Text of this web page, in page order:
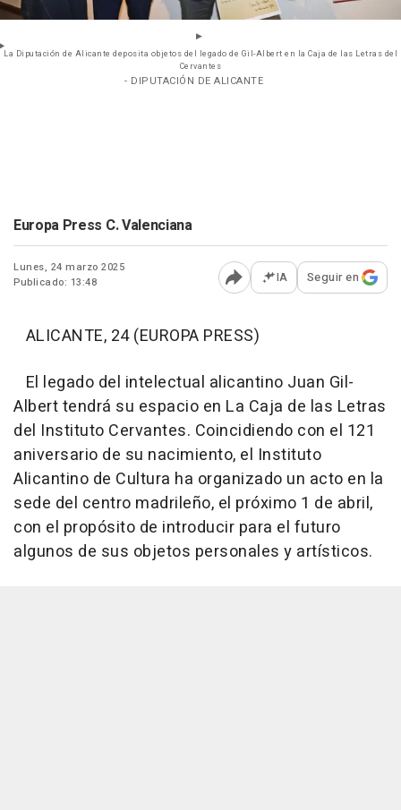
La Diputación de Alicante deposita objetos del legado de Gil-Albert en la Caja de las Letras del
Cervantes
- DIPUTACIÓN DE ALICANTE
Europa Press C. Valenciana
Lunes, 24 marzo 2025
Publicado: 13:48
Abrir opciones para
IA Seguir en
ALICANTE, 24 (EUROPA PRESS)
El legado del intelectual alicantino Juan Gil-
Albert tendrá su espacio en La Caja de las Letras
del Instituto Cervantes. Coincidiendo con el 121
aniversario de su nacimiento, el Instituto
Alicantino de Cultura ha organizado un acto en la
sede del centro madrileño, el próximo 1 de abril,
con el propósito de introducir para el futuro
algunos de sus objetos personales y artísticos.